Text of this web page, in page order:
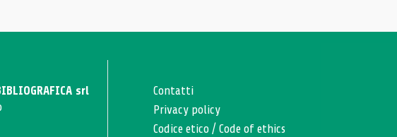
srl
Contatti
Privacy policy
Codice etico /Code of ethics